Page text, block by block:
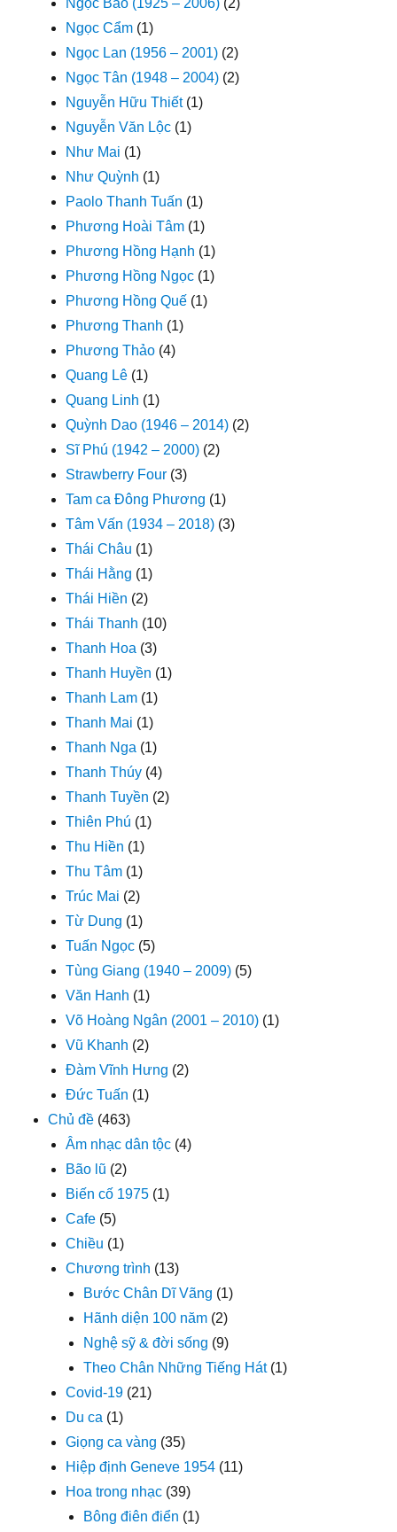
Ngọc Cẩm (1)
Ngọc Lan (1956 – 2001) (2)
Ngọc Tân (1948 – 2004) (2)
Nguyễn Hữu Thiết(1)
Nguyễn Văn Lộc (1)
Như Mai (1)
Như Quỳnh (1)
Paolo Thanh Tuấn (1)
Phương Hoài Tâm (1)
Phương Hồng Hạnh (1)
Phương Hồng Ngọc (1)
Phương Hồng Quế (1)
Phương Thanh (1)
Phương Thảo (4)
Quang Lê (1)
Quang Linh (1)
Quỳnh Dao (1946 – 2014) (2)
Sĩ Phú (1942 – 2000) (2)
Strawberry Four (3)
Tam ca Đông Phương (1)
Tâm Vấn (1934 – 2018) (3)
Thái Châu (1)
Thái Hằng (1)
Thái Hiền (2)
Thái Thanh (10)
Thanh Hoa (3)
Thanh Huyền (1)
Thanh Lam (1)
Thanh Mai (1)
Thanh Nga (1)
Thanh Thúy (4)
Thanh Tuyền (2)
Thiên Phú (1)
Thu Hiền (1)
Thu Tâm (1)
Trúc Mai (2)
Từ Dung (1)
Tuấn Ngọc (5)
Tùng Giang (1940 – 2009) (5)
Văn Hanh (1)
Võ Hoàng Ngân (2001 – 2010) (1)
Vũ Khanh (2)
Đàm Vĩnh Hưng (2)
Đức Tuấn (1)
Chủ đề (463)
Âm nhạc dân tộc (4)
Bão lũ (2)
Biến cố 1975 (1)
Cafe (5)
Chiều (1)
Chương trình (13)
Bước Chân Dĩ Vãng (1)
Hãnh diện 100 năm (2)
Nghệ sỹ & đời sống (9)
Theo Chân Những Tiếng Hát(1)
Covid-19 (21)
Du ca (1)
Giọng ca vàng (35)
Hiệp định Geneve 1954 (11)
Hoa trong nhạc (39)
Bông điên điển (1)